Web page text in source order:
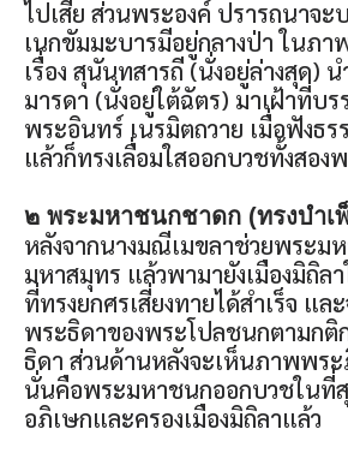
ไปเสีย ส่วนพระองค์ ปรารถนาจ
เนกขัมมะบารมีอยู่กลางป่า ในภ
เรื่อง สุนันทสารถี (นั่งอยู่ล่างสุด)
มารดา (นั่งอยู่ใต้ฉัตร) มาเฝ้าที่บ
พระอินทร์ เนรมิตถวาย เมื่อฟังธร
แล้วก็ทรงเลื่อมใสออกบวชทั้งสอง
๒ พระมหาชนกชาดก (ทรงบำเ
หลังจากนางมณีเมขลาช่วยพระม
มหาสมุทร แล้วพามายังเมืองมิถิล
ที่ทรงยกศรเสี่ยงทายได้สำเร็จ แล
พระธิดาของพระโปลชนกตามกติ
ธิดา ส่วนด้านหลังจะเห็นภาพพร
นั่นคือพระมหาชนกออกบวชในที่
อภิเษกและครองเมืองมิถิลาแล้ว